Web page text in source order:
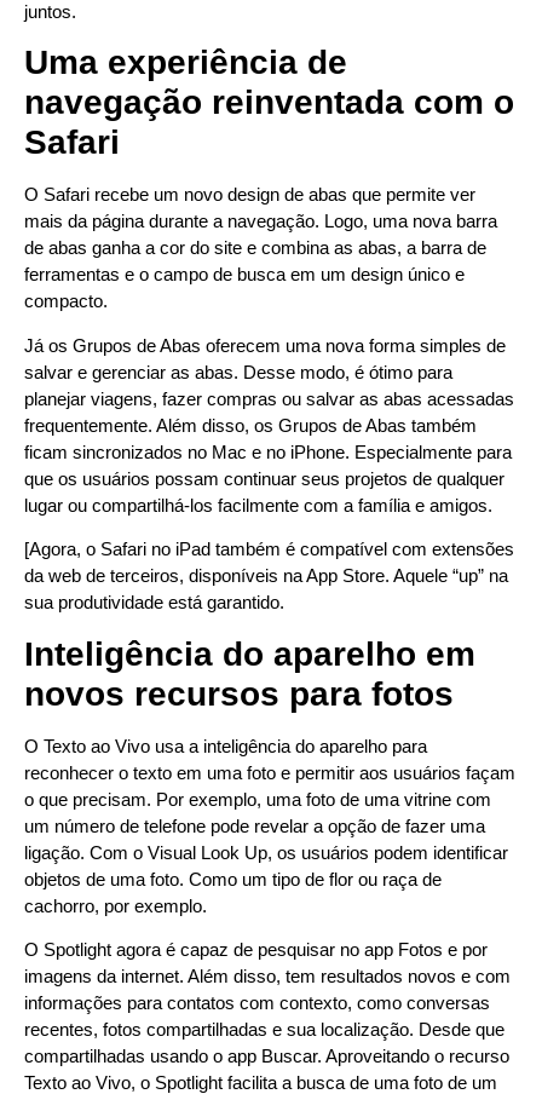
juntos.
Uma experiência de
navegação reinventada com o
Safari
O Safari recebe um novo design de abas que permite ver
mais da página durante a navegação. Logo, uma nova barra
de abas ganha a cor do site e combina as abas, a barra de
ferramentas e o campo de busca em um design único e
compacto.
Já os Grupos de Abas oferecem uma nova forma simples de
salvar e gerenciar as abas. Desse modo, é ótimo para
planejar viagens, fazer compras ou salvar as abas acessadas
frequentemente. Além disso, os Grupos de Abas também
ficam sincronizados no Mac e no iPhone. Especialmente para
que os usuários possam continuar seus projetos de qualquer
lugar ou compartilhá-los facilmente com a família e amigos.
[Agora, o Safari no iPad também é compatível com extensões
da web de terceiros, disponíveis na App Store. Aquele “up” na
sua produtividade está garantido.
Inteligência do aparelho em
novos recursos para fotos
O Texto ao Vivo usa a inteligência do aparelho para
reconhecer o texto em uma foto e permitir aos usuários façam
o que precisam. Por exemplo, uma foto de uma vitrine com
um número de telefone pode revelar a opção de fazer uma
ligação. Com o Visual Look Up, os usuários podem identificar
objetos de uma foto. Como um tipo de flor ou raça de
cachorro, por exemplo.
O Spotlight agora é capaz de pesquisar no app Fotos e por
imagens da internet. Além disso, tem resultados novos e com
informações para contatos com contexto, como conversas
recentes, fotos compartilhadas e sua localização. Desde que
compartilhadas usando o app Buscar. Aproveitando o recurso
Texto ao Vivo, o Spotlight facilita a busca de uma foto de um